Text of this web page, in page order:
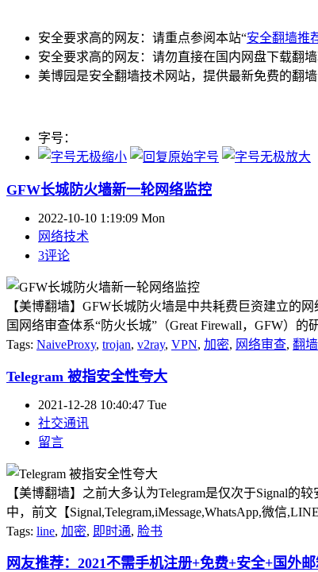
安全要求高的网友：请重点参阅本站“安全翻墙推
安全要求高的网友：请勿直接在国内网盘下载翻
美博园是安全翻墙技术网站，提供最新免费的翻
字号：
GFW长城防火墙新一轮网络监控
2022-10-10 1:19:09 Mon
网络技术
3评论
【美博翻墙】GFW长城防火墙是中共耗费巨资建立的
国网络审查体系“防火长城”（Great Firewall，GFW）
Tags: NaiveProxy, trojan, v2ray, VPN, 加密, 网络审查, 翻墙
Telegram 被指安全性夸大
2021-12-28 10:40:47 Tue
社交通讯
留言
【美博翻墙】之前大多认为Telegram是仅次于Signal的
中，前文【Signal,Telegram,iMessage,WhatsApp,微信
Tags: line, 加密, 即时通, 脸书
网友推荐：2021不需手机注册+免费+安全+国外邮